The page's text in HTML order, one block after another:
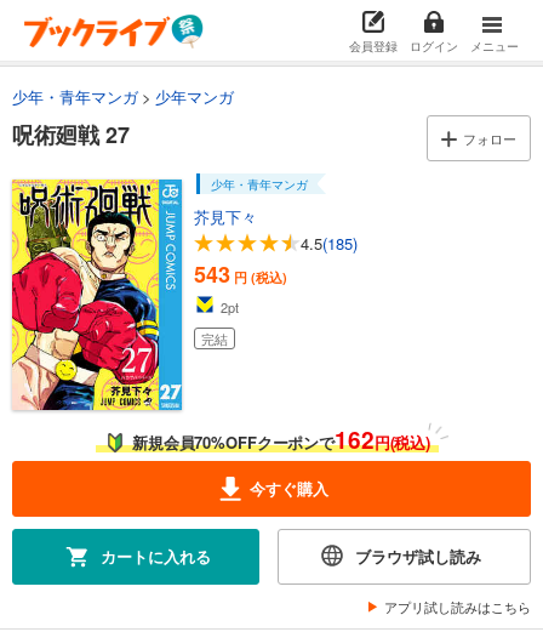
会員登録 ログイン メニュー
少年・青年マンガ 少年マンガ
呪術廻戦 27 フォロー
少年・青年マンガ
芥見下々
4.5(185)
543 円 (税込)
2pt
完結
新規会員70%OFFクーポンで162円(税込)
今すぐ購入
カートに入れる ブラウザ試し読み
アプリ試し読みはこちら
完結
カート
あらすじを表示する
459円 (税込)
完結
あらすじを表示する
呪術廻戦 14
459円 (税込)
完結
あらすじを表示する
459円 (税込)
完結
カート